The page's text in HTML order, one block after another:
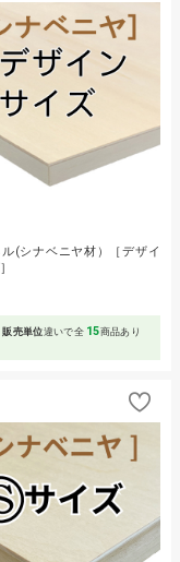
(シナベニヤ材）［デザイ
販売単位違いで全 15商品あり